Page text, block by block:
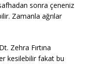
sonra çeneniz
Zamanla ağrılar
Zehra Fırtına
kesilebilir fakat bu